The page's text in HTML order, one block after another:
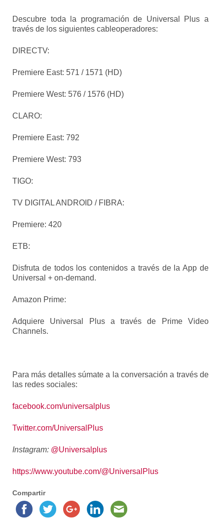
Descubre toda la programación de Universal Plus a
través de los siguientes cableoperadores:
DIRECTV:
Premiere East: 571 / 1571 (HD)
Premiere West: 576 / 1576 (HD)
CLARO:
Premiere East: 792
Premiere West: 793
TIGO:
TV DIGITAL ANDROID / FIBRA:
Premiere: 420
ETB:
Disfruta de todos los contenidos a través de la App de
Universal + on-demand.
Amazon Prime:
Adquiere Universal Plus a través de Prime Video
Channels.
Para más detalles súmate a la conversación a través de
las redes sociales:
facebook.com/universalplus
Twitter.com/UniversalPlus
Instagram: @Universalplus
https://www.youtube.com/@UniversalPlus
Compartir